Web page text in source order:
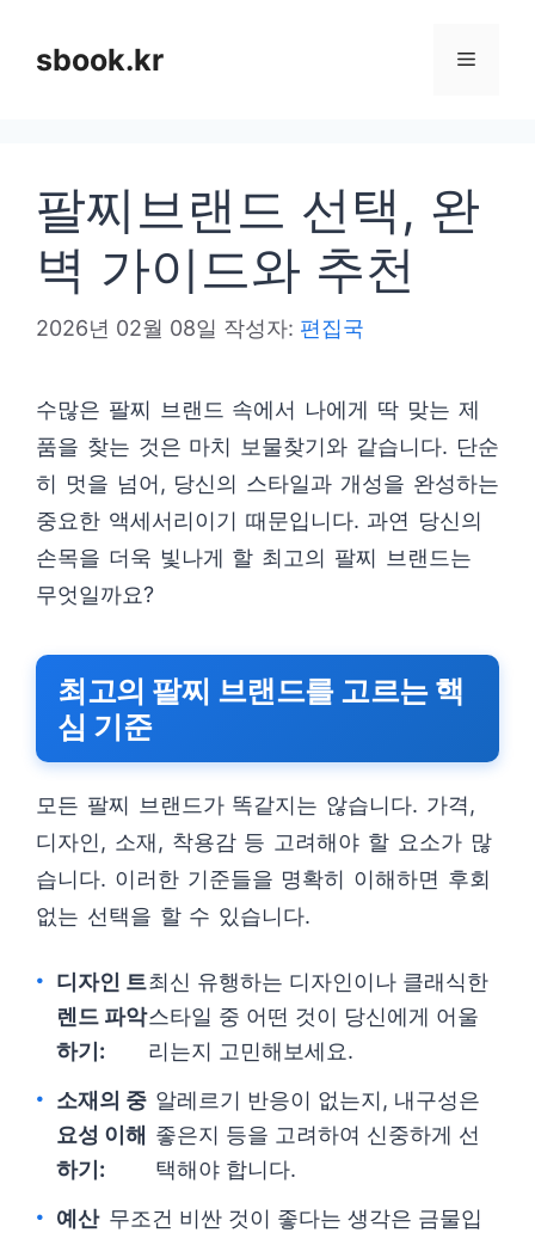
sbook.kr 메
팔찌브랜드 선택, 완
벽 가이드와 추천
2026년 02월 08일 작성자: 편집국
수많은 팔찌 브랜드 속에서 나에게 딱 맞는 제
품을 찾는 것은 마치 보물찾기와 같습니다. 단순
히 멋을 넘어, 당신의 스타일과 개성을 완성하는
중요한 액세서리이기 때문입니다. 과연 당신의
손목을 더욱 빛나게 할 최고의 팔찌 브랜드는
무엇일까요?
최고의 팔찌 브랜드를 고르는 핵
심 기준
모든 팔찌 브랜드가 똑같지는 않습니다. 가격,
디자인, 소재, 착용감 등 고려해야 할 요소가 많
습니다. 이러한 기준들을 명확히 이해하면 후회
없는 선택을 할 수 있습니다.
디자인 트
렌드 파악
하기:
최신 유행하는 디자인이나 클래식한
스타일 중 어떤 것이 당신에게 어울
리는지 고민해보세요.
소재의 중
요성 이해
하기:
알레르기 반응이 없는지, 내구성은
좋은지 등을 고려하여 신중하게 선
택해야 합니다.
예산 무조건 비싼 것이 좋다는 생각은 금물입